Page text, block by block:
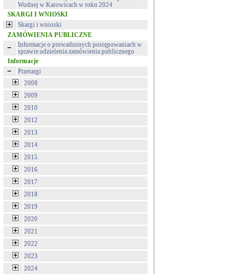
Wodnej w Katowicach w roku 2024
SKARGI I WNIOSKI
Skargi i wnioski
ZAMÓWIENIA PUBLICZNE
Informacje o prowadzonych postępowaniach w
sprawie udzielenia zamówienia publicznego
Informacje
Przetargi
2008
2009
2010
2012
2013
2014
2015
2016
2017
2018
2019
2020
2021
2022
2023
2024